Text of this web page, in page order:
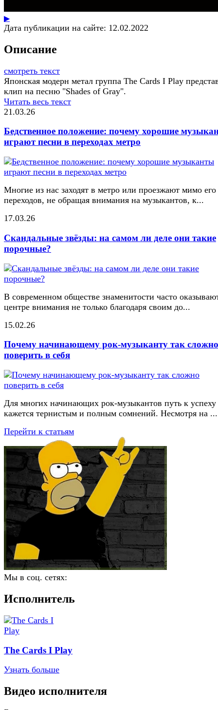
▶
Дата публикации на сайте: 12.02.2022
Описание
смотреть текст
Японская модерн метал группа The Cards I Play
клип на песню "Shades of Gray".
Читать весь текст
21.03.26
Бедственное положение: почему хорошие
играют песни в переходах метро
Многие из нас заходят в метро или проезжают мимо его
переходов, не обращая внимания на музыкантов, к...
17.03.26
Скандальные звёзды: на самом ли деле они такие
порочные?
В современном обществе знаменитости часто
центре внимания не только благодаря своим до...
15.02.26
Почему начинающему рок-музыканту так сложно
поверить в себя
Для многих начинающих рок-музыкантов путь к успеху
кажется тернистым и полным сомнений. Несмотря на ...
Перейти к статьям
Мы в соц. сетях:
Исполнитель
The Cards I Play
Узнать больше
Видео исполнителя